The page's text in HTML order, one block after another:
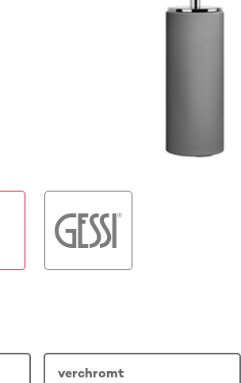
verchromt